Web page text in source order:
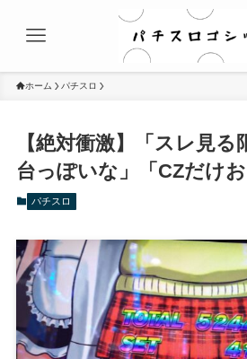
ホーム パチスロ
【絶対衝激】「スレ見
台っぽいな」「CZだけお
パチスロ